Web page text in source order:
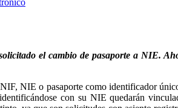
el cambio de pasaporte a NIE.
NIE o pasaporte como identificador
con su NIE quedarán